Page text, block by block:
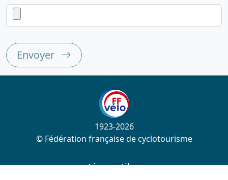
Envoyer
1923-2026
© Fédération française de cyclotourisme
Liens utiles